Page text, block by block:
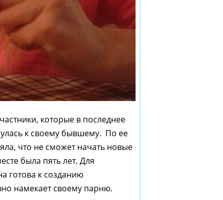
которые в последнее
к своему бывшему. По ее
что не сможет начать новые
была пять лет. Для
готова к созданию
намекает своему парню.